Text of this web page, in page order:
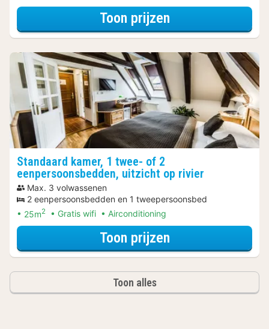
Toon prijzenvoor Spa Resort
Standaard kamer, 1 twee- of 2
eenpersoonsbedden, uitzicht op rivier
Max. 3 volwassenen
2 eenpersoonsbedden en 1 tweepersoonsbed
25m2 Gratis wifi Airconditioning
Toon prijzenvoor Spa Resort
Toon alles